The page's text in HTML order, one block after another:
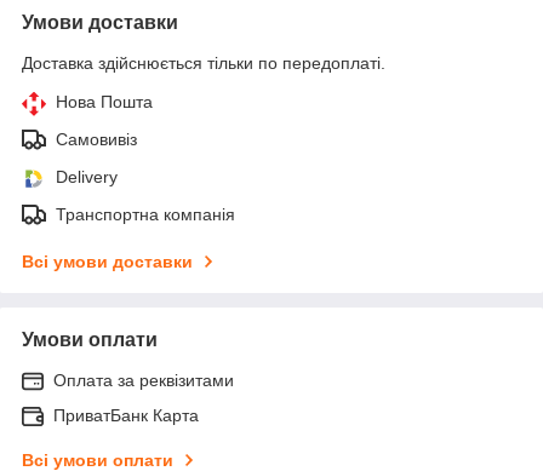
Умови доставки
Доставка здійснюється тільки по передоплаті.
Нова Пошта
Самовивіз
Delivery
Транспортна компанія
Всі умови доставки
Умови оплати
Оплата за реквізитами
ПриватБанк Карта
Всі умови оплати